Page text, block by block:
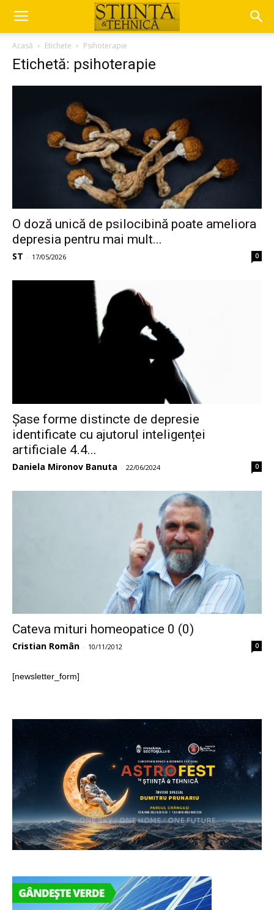
Acasă Etichete Psihoterapie
Etichetă: psihoterapie
O doză unică de psilocibină poate ameliora
depresia pentru mai mult...
ST - 17/05/2026 0
Șase forme distincte de depresie
identificate cu ajutorul inteligenței
artificiale 4.4...
Daniela Mironov Banuta - 22/06/2024 0
Cateva mituri homeopatice 0 (0)
Cristian Român - 10/11/2012 0
[newsletter_form]